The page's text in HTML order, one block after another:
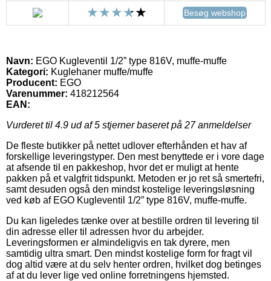
Besøg webshop
Navn: EGO Kugleventil 1/2” type 816V, muffe-muffe
Kategori: Kuglehaner muffe/muffe
Producent: EGO
Varenummer: 418212564
EAN:
Vurderet til 4.9 ud af 5 stjerner baseret på 27anmeldelser
De fleste butikker på nettet udlover efterhånden et hav af
forskellige leveringstyper. Den mest benyttede er i vore dage
at afsende til en pakkeshop, hvor det er muligt at hente
pakken på et valgfrit tidspunkt. Metoden er jo ret så smertefri,
samt desuden også den mindst kostelige leveringsløsning
ved køb af EGO Kugleventil 1/2” type 816V, muffe-muffe.
Du kan ligeledes tænke over at bestille ordren til levering til
din adresse eller til adressen hvor du arbejder.
Leveringsformen er almindeligvis en tak dyrere, men
samtidig ultra smart. Den mindst kostelige form for fragt vil
dog altid være at du selv henter ordren, hvilket dog betinges
af at du lever lige ved online forretningens hjemsted.